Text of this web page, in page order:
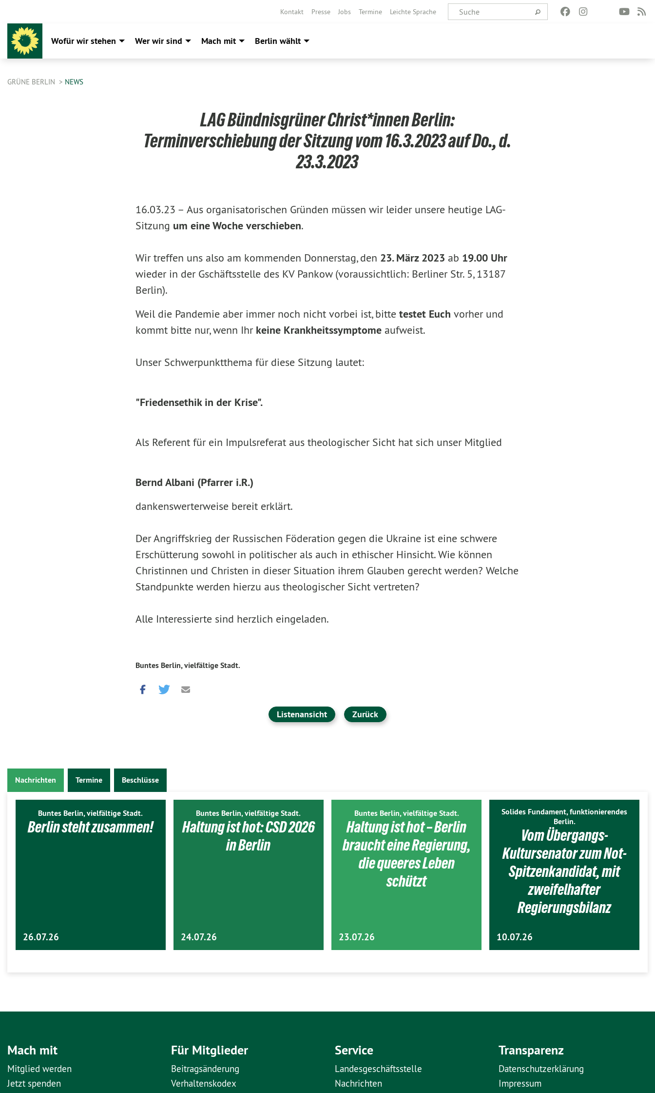
Kontakt Presse Jobs Termine Leichte Sprache
Wofür wir stehen Wer wir sind Mach mit Berlin wählt
GRÜNE BERLIN NEWS
LAG Bündnisgrüner Christ*innen Berlin:
Terminverschiebung der Sitzung vom 16.3.2023 auf Do., d.
23.3.2023
16.03.23 – Aus organisatorischen Gründen müssen wir leider unsere heutige LAG-
Sitzung um eine Woche verschieben.
Wir treffen uns also am kommenden Donnerstag, den 23. März 2023 ab 19.00 Uhr
wieder in der Gschäftsstelle des KV Pankow (voraussichtlich: Berliner Str. 5, 13187
Berlin).
Weil die Pandemie aber immer noch nicht vorbei ist, bitte testet Euch vorher und
kommt bitte nur, wenn Ihr keine Krankheitssymptomeaufweist.
Unser Schwerpunktthema für diese Sitzung lautet:
"Friedensethik in der Krise".
Als Referent für ein Impulsreferat aus theologischer Sicht hat sich unser Mitglied
Bernd Albani (Pfarrer i.R.)
dankenswerterweise bereit erklärt.
Der Angriffskrieg der Russischen Föderation gegen die Ukraine ist eine schwere
Erschütterung sowohl in politischer als auch in ethischer Hinsicht. Wie können
Christinnen und Christen in dieser Situation ihrem Glauben gerecht werden? Welche
Standpunkte werden hierzu aus theologischer Sicht vertreten?
Alle Interessierte sind herzlich eingeladen.
Buntes Berlin, vielfältige Stadt.
Listenansicht Zurück
Nachrichten Termine Beschlüsse
Buntes Berlin, vielfältige Stadt.
Berlin steht zusammen!
26.07.26
Buntes Berlin, vielfältige Stadt.
Haltung ist hot: CSD 2026
in Berlin
24.07.26
Buntes Berlin, vielfältige Stadt.
Haltung ist hot – Berlin
braucht eine Regierung,
die queeres Leben
schützt
23.07.26
Solides Fundament, funktionierendes
Berlin.
Vom Übergangs-
Kultursenator zum Not-
Spitzenkandidat, mit
zweifelhafter
Regierungsbilanz
10.07.26
Mach mit
Mitglied werden
Jetzt spenden
Für Mitglieder
Beitragsänderung
Verhaltenskodex
Service
Landesgeschäftsstelle
Nachrichten
Transparenz
Datenschutzerklärung
Impressum